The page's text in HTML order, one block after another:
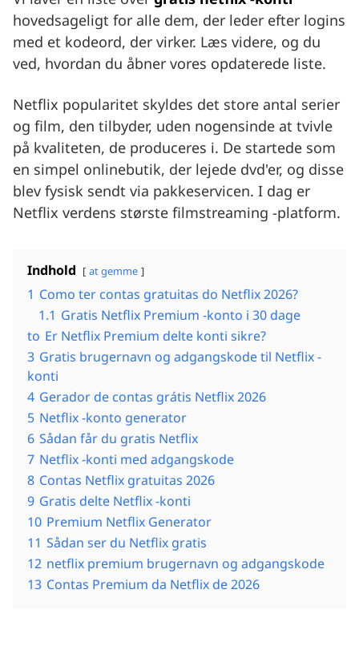
hovedsageligt for alle dem, der leder efter logins
med et kodeord, der virker. Læs videre, og du
ved, hvordan du åbner vores opdaterede liste.
Netflix popularitet skyldes det store antal serier
og film, den tilbyder, uden nogensinde at tvivle
på kvaliteten, de produceres i. De startede som
en simpel onlinebutik, der lejede dvd'er, og disse
blev fysisk sendt via pakkeservicen. I dag er
Netflix verdens største filmstreaming -platform.
Indhold at gemme
1 Como ter contas gratuitas do Netflix 2026?
1.1 Gratis Netflix Premium -konto i 30 dage
to Er Netflix Premium delte konti sikre?
3 Gratis brugernavn og adgangskode til Netflix -
konti
4 Gerador de contas grátis Netflix 2026
5 Netflix -konto generator
6 Sådan får du gratis Netflix
7 Netflix -konti med adgangskode
8 Contas Netflix gratuitas 2026
9 Gratis delte Netflix -konti
10 Premium Netflix Generator
11 Sådan ser du Netflix gratis
12 netflix premium brugernavn og adgangskode
13 Contas Premium da Netflix de 2026